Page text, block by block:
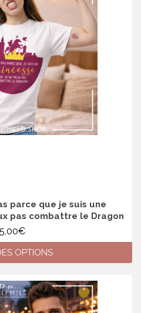
Les
options
peuvent
être
choisies
sur
la
page
produit
parce que je suis une
pas combattre le Dragon
€
OPTIONS
produit
a
plusieurs